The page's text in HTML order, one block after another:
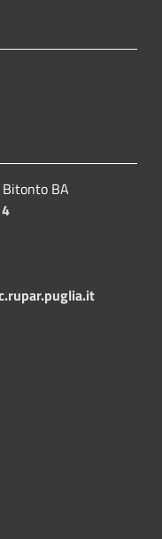
BA